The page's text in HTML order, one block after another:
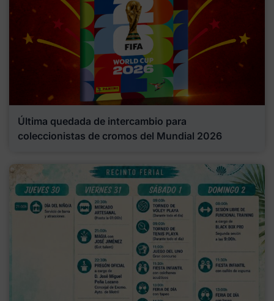
Última quedada de intercambio para
coleccionistas de cromos del Mundial 2026